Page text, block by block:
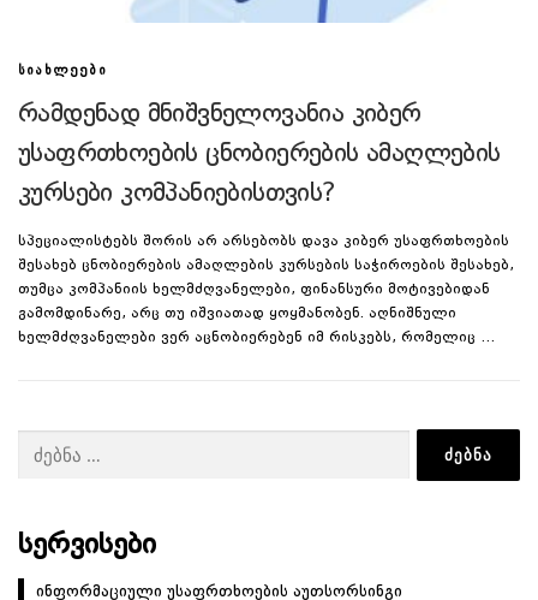
ᲡᲘᲐᲮᲚᲔᲔᲑᲘ
რამდენად მნიშვნელოვანია კიბერ
უსაფრთხოების ცნობიერების ამაღლების
კურსები კომპანიებისთვის?
სპეციალისტებს შორის არ არსებობს დავა კიბერ უსაფრთხოების
შესახებ ცნობიერების ამაღლების კურსების საჭიროების შესახებ,
თუმცა კომპანიის ხელმძღვანელები, ფინანსური მოტივებიდან
გამომდინარე, არც თუ იშვიათად ყოყმანობენ. აღნიშნული
ხელმძღვანელები ვერ აცნობიერებენ იმ რისკებს, რომელიც …
ᲡᲔᲠᲕᲘᲡᲔᲑᲘ
ინფორმაციული უსაფრთხოების აუთსორსინგი